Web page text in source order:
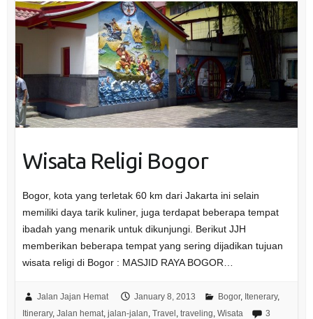
Wisata Religi Bogor
Bogor, kota yang terletak 60 km dari Jakarta ini selain
memiliki daya tarik kuliner, juga terdapat beberapa tempat
ibadah yang menarik untuk dikunjungi. Berikut JJH
memberikan beberapa tempat yang sering dijadikan tujuan
wisata religi di Bogor : MASJID RAYA BOGOR…
Jalan Jajan Hemat January 8, 2013 Bogor, Itenerary,
Itinerary, Jalan hemat, jalan-jalan Travel traveling Wisata
3